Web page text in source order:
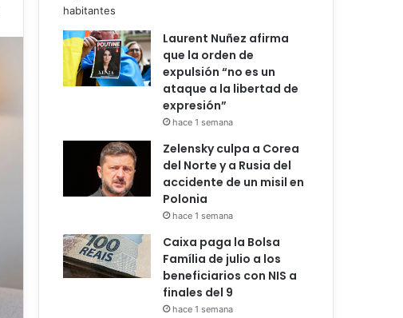
Laurent Nuñez afirma
que la orden de
expulsión “no es un
ataque a la libertad de
expresión”
hace 1 semana
Zelensky culpa a Corea
del Norte y a Rusia del
accidente de un misil en
Polonia
hace 1 semana
Caixa paga la Bolsa
Família de julio a los
beneficiarios con NIS a
finales del 9
hace 1 semana